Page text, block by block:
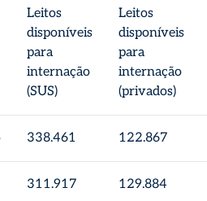
Leitos
disponíveis
para
internação
(SUS)
Leitos
disponíveis
para
internação
(privados)
338.461 122.867
311.917 129.884